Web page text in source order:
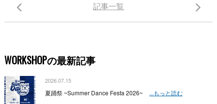
記事一覧
WORKSHOPの最新記事
2026.07.15
夏踊祭 ~Summer Dance Festa 2026~ ...もっと読む